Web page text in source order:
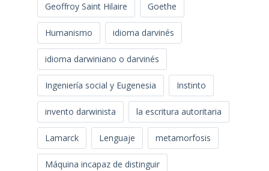
Geoffroy Saint Hilaire Goethe
Humanismo idioma darvinés
idioma darwiniano o darvinés
Ingeniería social y Eugenesia Instinto
invento darwinista la escritura autoritaria
Lamarck Lenguaje metamorfosis
Máquina incapaz de distinguir